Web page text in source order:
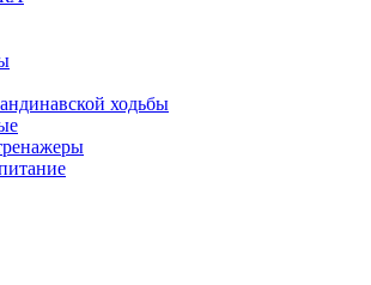
ходьбы